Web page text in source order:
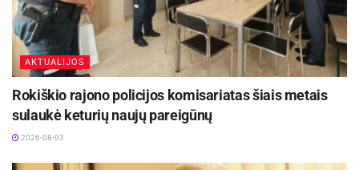
AKTUALIJOS
Rokiškio rajono policijos komisariatas šiais metais
sulaukė keturių naujų pareigūnų
2026-08-03